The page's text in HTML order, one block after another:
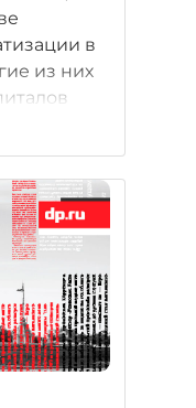
в
из них